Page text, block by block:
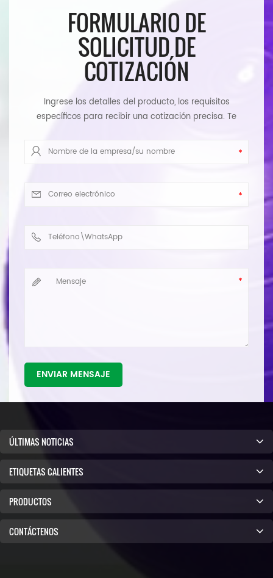
FORMULARIO DE
SOLICITUD DE
COTIZACIÓN
Ingrese los detalles del producto, los requisitos
específicos para recibir una cotización precisa. Te
ENVIAR MENSAJE
ÚLTIMAS NOTICIAS
ETIQUETAS CALIENTES
PRODUCTOS
CONTÁCTENOS